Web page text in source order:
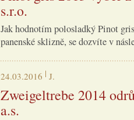
s.r.o.
Jak hodnotím polosladký Pinot
panenské sklizně, se dozvíte v
24.03.2016 J.
Zweigeltrebe 2014
a.s.